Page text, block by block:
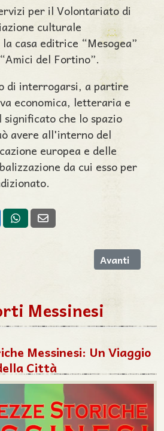
per il Volontariato di
culturale
casa editrice “Mesogea”
del Fortino”.
di interrogarsi, a partire
economica, letteraria e
che lo spazio
avere all'interno del
europea e delle
da cui esso per
A Forte Ogliastri la IV
Articolo
Avanti
Messinesi
Messinesi: Un Viaggio
Città